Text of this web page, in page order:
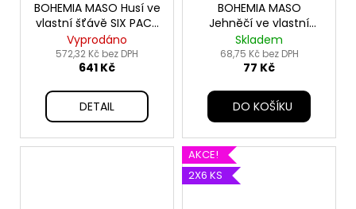
BOHEMIA MASO Husí ve
vlastní šťávě SIX PACK
6x800g
Vyprodáno
572,32 Kč bez DPH
641 Kč
DETAIL
BOHEMIA MASO
Jehněčí ve vlastní
šťávě 400g
Skladem
68,75 Kč bez DPH
77 Kč
DO KOŠÍKU
AKCE!
2X6 KS